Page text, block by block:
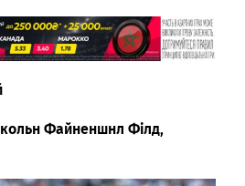
Файненшнл Філд,